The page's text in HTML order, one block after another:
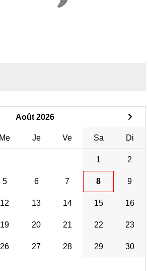
Août 2026
Me Je Ve Sa Di
1 2
5 6 7 8 9
12 13 14 15 16
19 20 21 22 23
26 27 28 29 30